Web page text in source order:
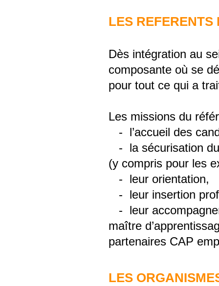
LES
Dès intégration au
composante où se
pour tout ce qui a
Les missions du
- l’accueil des
- la sécurisation
(y compris pour les
- leur orientation,
- leur insertion
- leur
maître
partenaires CAP
LES